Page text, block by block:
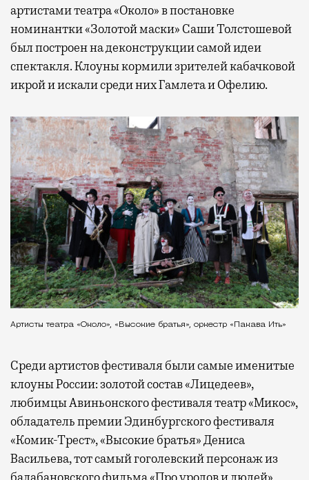
артистами театра «Около» в постановке
номинантки «Золотой маски» Саши Толстошевой
был построен на деконструкции самой идеи
спектакля. Клоуны кормили зрителей кабачковой
икрой и искали среди них Гамлета и Офелию.
Артисты театра «Около», «Высокие братья», оркестр «Пакава Ить»
Среди артистов фестиваля были самые именитые
клоуны России: золотой состав «Лицедеев»,
любимцы Авиньонского фестиваля театр «Микос»,
обладатель премии Эдинбургского фестиваля
«Комик-Трест», «Высокие братья» Дениса
Васильева, тот самый гоголевский персонаж из